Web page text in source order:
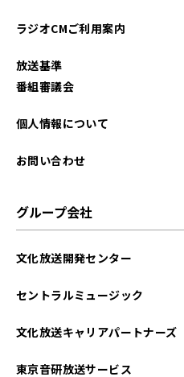
ラジオCMご利用案内
放送基準
番組審議会
個人情報について
お問い合わせ
グループ会社
文化放送開発センター
セントラルミュージック
文化放送キャリアパートナーズ
東京音研放送サービス